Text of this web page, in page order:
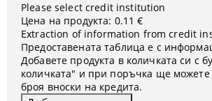
Please select credit institution
Цена на продукта: 0.11 €
Extraction of information from credit
Предоставената таблица е с
Добавете продукта в количката си с
количката" и при поръчка ще можете
броя вноски на кредита.